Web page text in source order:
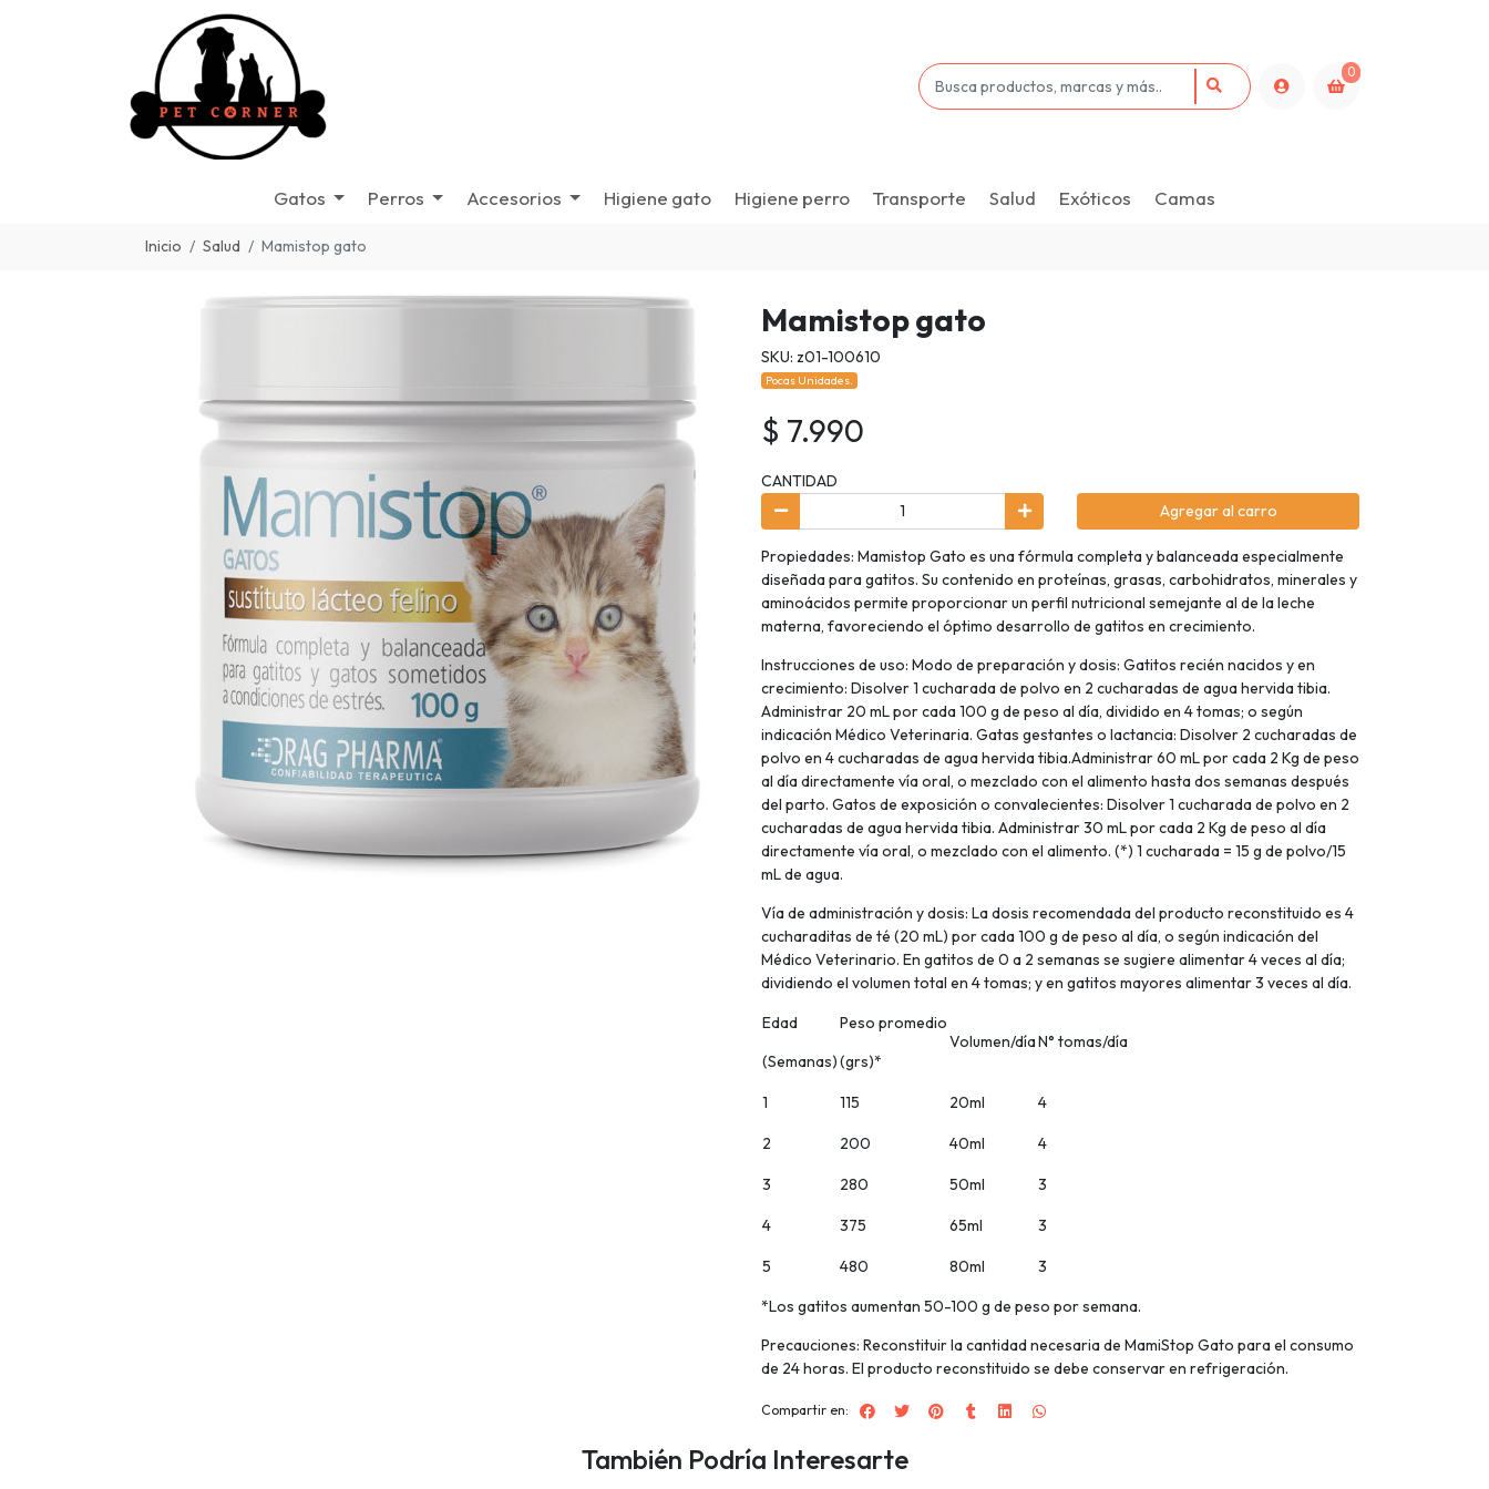
0
Gatos Perros Accesorios Higiene gato Higiene perro Transporte Salud Exóticos Camas
Inicio Salud Mamistop gato
Mamistop gato
SKU: z01-100610
Pocas Unidades.
$ 7.990
CANTIDAD
Agregar al carro
Propiedades: Mamistop Gato es una fórmula completa y balanceada especialmente
diseñada para gatitos. Su contenido en proteínas, grasas, carbohidratos, minerales y
aminoácidos permite proporcionar un perfil nutricional semejante al de la leche
materna, favoreciendo el óptimo desarrollo de gatitos en crecimiento.
Instrucciones de uso: Modo de preparación y dosis: Gatitos recién nacidos y en
crecimiento: Disolver 1 cucharada de polvo en 2 cucharadas de agua hervida tibia.
Administrar 20 mL por cada 100 g de peso al día, dividido en 4 tomas; o según
indicación Médico Veterinaria. Gatas gestantes o lactancia: Disolver 2 cucharadas de
polvo en 4 cucharadas de agua hervida tibia.Administrar 60 mL por cada 2 Kg de peso
al día directamente vía oral, o mezclado con el alimento hasta dos semanas después
del parto. Gatos de exposición o convalecientes: Disolver 1 cucharada de polvo en 2
cucharadas de agua hervida tibia. Administrar 30 mL por cada 2 Kg de peso al día
directamente vía oral, o mezclado con el alimento. (*) 1 cucharada = 15 g de polvo/15
mL de agua.
Vía de administración y dosis: La dosis recomendada del producto reconstituido es 4
cucharaditas de té (20 mL) por cada 100 g de peso al día, o según indicación del
Médico Veterinario. En gatitos de 0 a 2 semanas se sugiere alimentar 4 veces al día;
dividiendo el volumen total en 4 tomas; y en gatitos mayores alimentar 3 veces al día.
Edad
(Semanas)
Peso promedio
(grs)*
Volumen/díaN° tomas/día
1 115 20ml 4
2 200 40ml 4
3 280 50ml 3
4 375 65ml 3
5 480 80ml
3
*Los gatitos aumentan 50-100 g de peso por semana.
Precauciones: Reconstituir la cantidad necesaria de MamiStop Gato para el consumo
de 24 horas. El producto reconstituido se debe conservar en refrigeración.
Compartir en:
También Podría Interesarte